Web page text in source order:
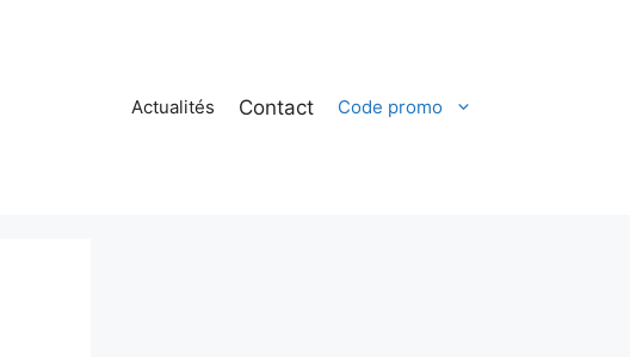
Actualités Contact Code promo